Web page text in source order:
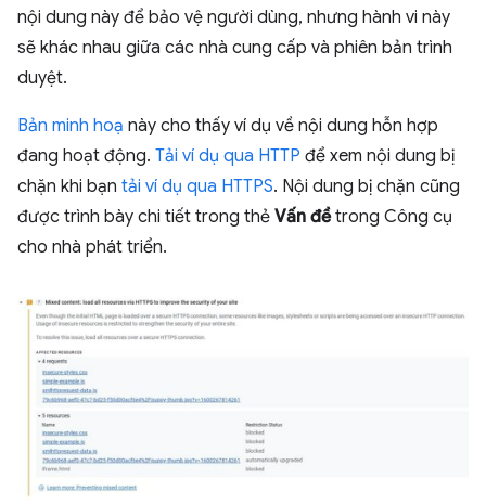
nội dung này để bảo vệ người dùng, nhưng hành vi này
sẽ khác nhau giữa các nhà cung cấp và phiên bản trình
duyệt.
Bản minh hoạ này cho thấy ví dụ về nội dung hỗn hợp
đang hoạt động. Tải ví dụ qua HTTP để xem nội dung bị
chặn khi bạn tải ví dụ qua HTTPS. Nội dung bị chặn cũng
được trình bày chi tiết trong thẻ Vấn đềtrong Công cụ
cho nhà phát triển.